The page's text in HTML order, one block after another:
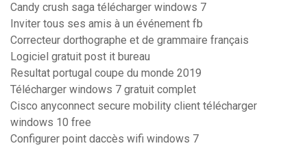
Candy crush saga télécharger windows 7
Inviter tous ses amis à un événement fb
Correcteur dorthographe et de grammaire français
Logiciel gratuit post it bureau
Resultat portugal coupe du monde 2019
Télécharger windows 7 gratuit complet
Cisco anyconnect secure mobility client télécharger
windows 10 free
Configurer point daccès wifi windows 7